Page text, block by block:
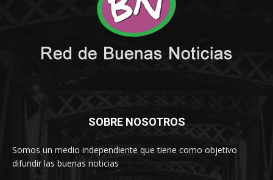
SOBRE NOSOTROS
Somos un medio independiente que tiene como objetivo
difundir las buenas noticias